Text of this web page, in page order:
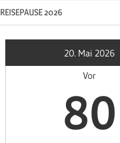
REISEPAUSE 2026
20. Mai 2026
Vor
80